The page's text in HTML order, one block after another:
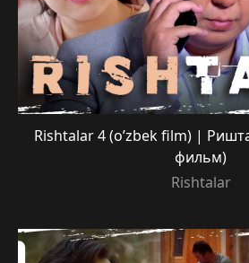
Rishtalar 4 (o’zbek film) |
фильм)
Rishtalar